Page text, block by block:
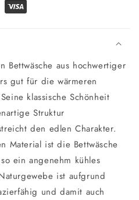
Bettwäsche aus hochwertiger
gut für die wärmeren
klassische Schönheit
Struktur
den edlen Charakter.
Material ist die Bettwäsche
ein angenehm kühles
ist aufgrund
und damit auch